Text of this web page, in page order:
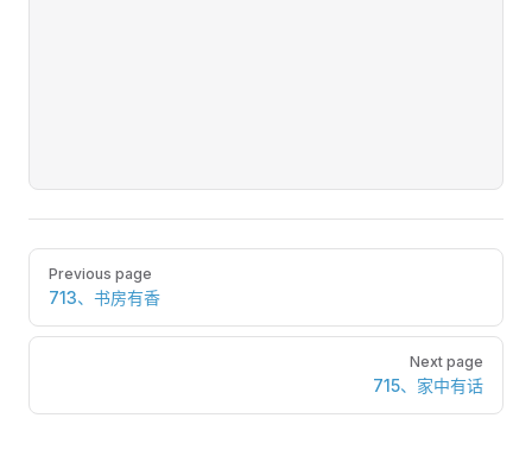
Pager
Previous page
713、书房有香
Next page
715、家中有话